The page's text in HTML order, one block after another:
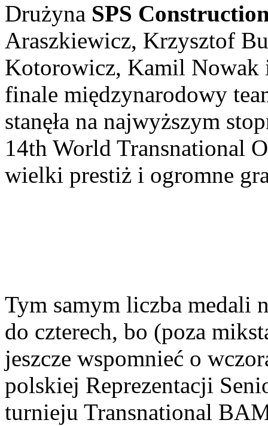
Drużyna SPS
Araszkiewicz, Krzysztof
Kotorowicz, Kamil Nowak i
finale międzynarodowy
stanęła na najwyższym
14th World Transnational
wielki prestiż i ogromne
Tym samym liczba medali
do czterech, bo (poza
jeszcze wspomnieć o
polskiej Reprezentacji
turnieju Transnational